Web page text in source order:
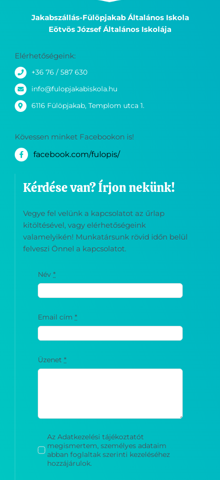
Jakabszállás-Fülöpjakab Általános Iskola
Eötvös József Általános Iskolája
Elérhetőségeink:
+36 76 / 587 630
info@fulopjakabiskola.hu
6116 Fülöpjakab, Templom utca 1.
Kövessen minket Facebookon is!
facebook.com/fulopis/
Kérdése van? Írjon nekünk!
Vegye fel velünk a kapcsolatot az űrlap
kitöltésével, vagy elérhetőségeink
valamelyikén! Munkatársunk rövid időn belül
felveszi Önnel a kapcsolatot.
Név*
Email cím*
Üzenet*
Az Adatkezelési tájékoztatót
megismertem, személyes adataim
abban foglaltak szerinti kezeléséhez
hozzájárulok.